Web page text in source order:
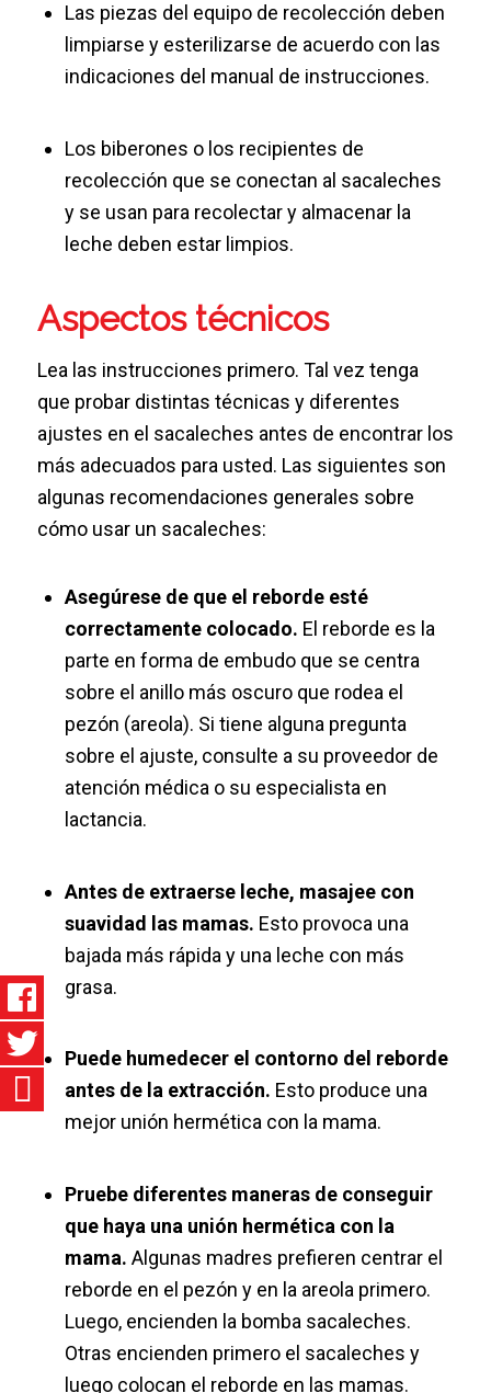
Las piezas del equipo de recolección deben
limpiarse y esterilizarse de acuerdo con las
indicaciones del manual de instrucciones.
Los biberones o los recipientes de
recolección que se conectan al sacaleches
y se usan para recolectar y almacenar la
leche deben estar limpios.
Aspectos técnicos
Lea las instrucciones primero. Tal vez tenga
que probar distintas técnicas y diferentes
ajustes en el sacaleches antes de encontrar los
más adecuados para usted. Las siguientes son
algunas recomendaciones generales sobre
cómo usar un sacaleches:
Asegúrese de que el reborde esté
correctamente colocado. El reborde es la
parte en forma de embudo que se centra
sobre el anillo más oscuro que rodea el
pezón (areola). Si tiene alguna pregunta
sobre el ajuste, consulte a su proveedor de
atención médica o su especialista en
lactancia.
Antes de extraerse leche, masajee con
suavidad las mamas. Esto provoca una
bajada más rápida y una leche con más
grasa.
Puede humedecer el contorno del reborde
antes de la extracción. Esto produce una
mejor unión hermética con la mama.
Pruebe diferentes maneras de conseguir
que haya una unión hermética con la
mama. Algunas madres prefieren centrar el
reborde en el pezón y en la areola primero.
Luego, encienden la bomba sacaleches.
Otras encienden primero el sacaleches y
luego colocan el reborde en las mamas.